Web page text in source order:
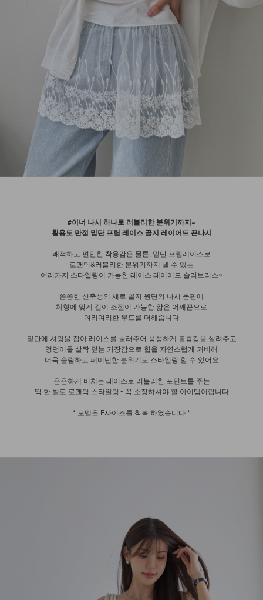
#이너 나시 하나로 러블리한 분위기까지~
활용도 만점 밑단 프릴 레이스 골지 레이어드 끈나시
쾌적하고 편안한 착용감은 물론, 밑단 프릴레이스로
로맨틱&러블리한 분위기까지 낼 수 있는
여러가지 스타일링이 가능한 레이스 레이어드 슬리브리스~
쫀쫀한 신축성의 세로 골지 원단의 나시 몸판에
체형에 맞게 길이 조절이 가능한 얇은 어깨끈으로
여리여리한 무드를 더해줍니다
밑단에 셔링을 잡아 레이스를 둘러주어 풍성하게 볼륨감을 살려주고
엉덩이를 살짝 덮는 기장감으로 힙을 자연스럽게 커버해
더욱 슬림하고 페미닌한 분위기로 스타일링 할 수 있어요
은은하게 비치는 레이스로 러블리한 포인트를 주는
딱 한 벌로 로맨틱 스타일링~ 꼭 소장하셔야 할 아이템이랍니다
* 모델은 F사이즈를 착복 하였습니다 *